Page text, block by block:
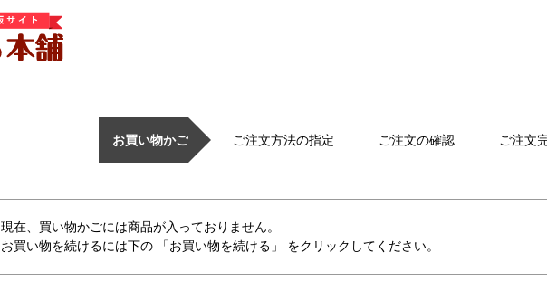
お買い物かご ご注文方法の指定 ご注文の確認 ご注文
現在、買い物かごには商品が入っておりません。
お買い物を続けるには下の 「お買い物を続ける」 をクリックしてください。